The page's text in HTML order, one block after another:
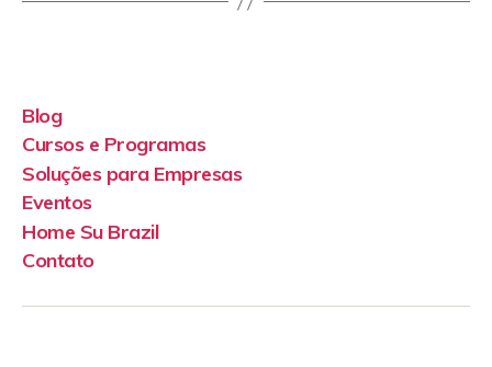
Blog
Cursos e Programas
Soluções para Empresas
Eventos
Home Su Brazil
Contato